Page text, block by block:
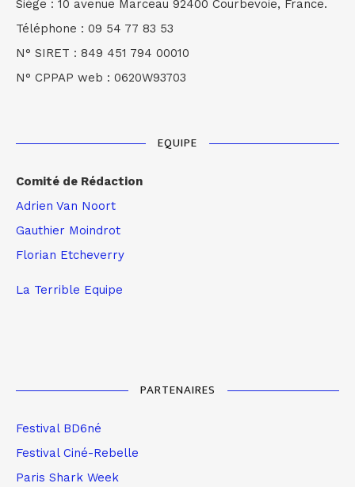
Siège : 10 avenue Marceau 92400 Courbevoie, France.
Téléphone : 09 54 77 83 53
N° SIRET : 849 451 794 00010
N° CPPAP web : 0620W93703
EQUIPE
Comité de Rédaction
Adrien Van Noort
Gauthier Moindrot
Florian Etcheverry
La Terrible Equipe
PARTENAIRES
Festival BD6né
Festival Ciné-Rebelle
Paris Shark Week